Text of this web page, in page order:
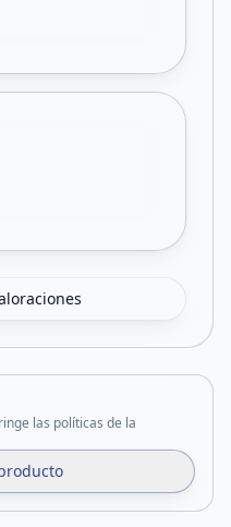
las políticas de la